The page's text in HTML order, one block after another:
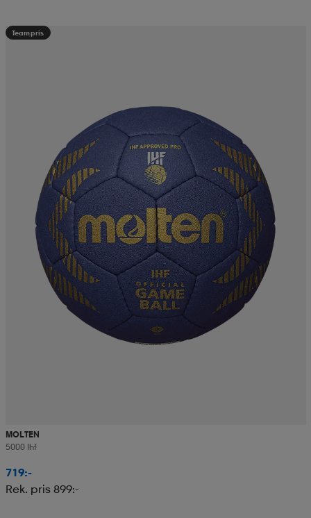
Teampris
MOLTEN
5000 Ihf
719:-
Rek. pris 899:-